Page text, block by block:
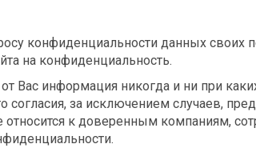
конфиденциальности данных своих
на конфиденциальность.
Вас информация никогда и ни при
согласия, за исключением случаев,
к доверенным компаниям,